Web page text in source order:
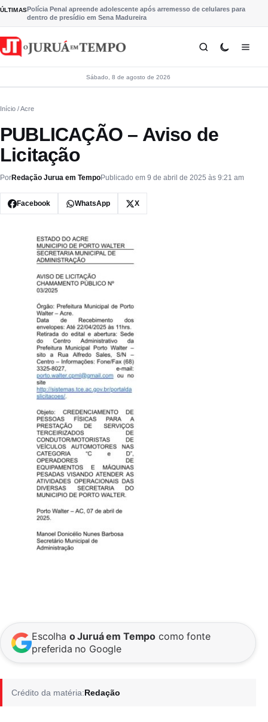
Pular para o conteúdo
ÚLTIMASPolícia Penal apreende adolescente após arremesso de celulares para
dentro de presídio em Sena Madureira
Sábado, 8 de agosto de 2026
Início / Acre
PUBLICAÇÃO – Aviso de
Licitação
PorRedação Jurua em TempoPublicado em 9 de abril de 2025 às 9:21 am
Facebook WhatsApp X
Escolha o Juruá em Tempo como fonte
preferida no Google
Crédito da matéria:Redação